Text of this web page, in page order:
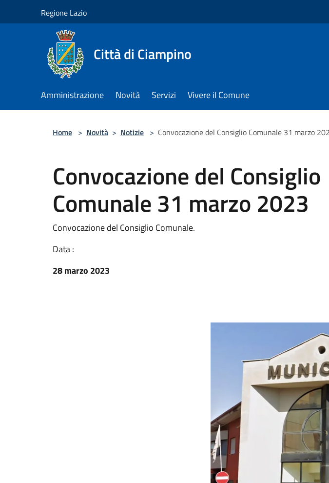
Regione Lazio
Città di Ciampino
Amministrazione Novità Servizi Vivere il Comune
Home > Novità > Notizie > Convocazione del Consiglio Comunale 31 marzo
Convocazione del Consiglio
Comunale 31 marzo 2023
Convocazione del Consiglio Comunale.
Data :
28 marzo 2023